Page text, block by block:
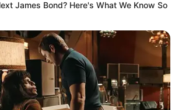
POR LLUVIAS
PRESIDENCIALES
- ANTIOQUIA
EPM
RIONEGRO
James Bond? Here's What We Know So